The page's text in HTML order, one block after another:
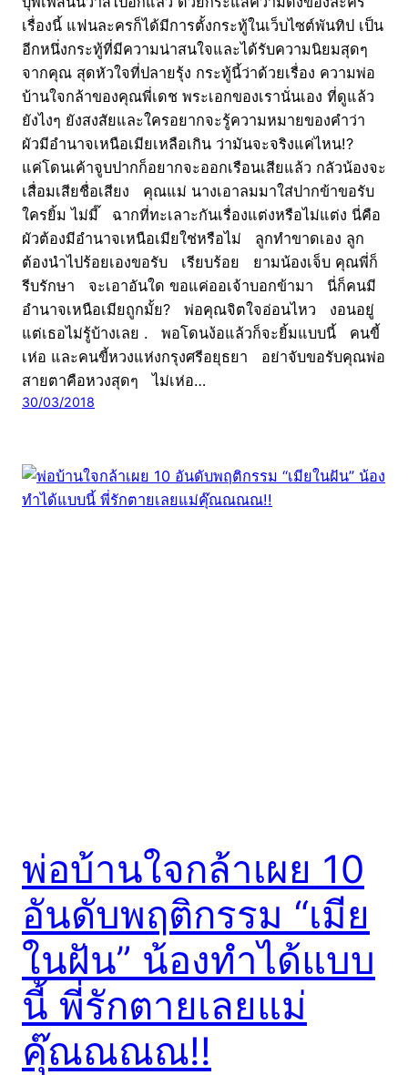
เรื่องนี้ แฟนละครก็ได้มีการตั้งกระทู้ในเว็บไซต์พันทิป เป็น
อีกหนึ่งกระทู้ที่มีความน่าสนใจและได้รับความนิยมสุดๆ
จากคุณ สุดหัวใจที่ปลายรุ้ง กระทู้นี้ว่าด้วยเรื่อง ความพ่อ
บ้านใจกล้าของคุณพี่เดช พระเอกของเรานั่นเอง ที่ดูแล้ว
ยังไงๆ ยังสงสัยและใครอยากจะรู้ความหมายของคำว่า
ผัวมีอำนาจเหนือเมียเหลือเกิน ว่ามันจะจริงแค่ไหน!?
แค่โดนเค้าจูบปากก็อยากจะออกเรือนเสียแล้ว กลัวน้องจะ
เสื่อมเสียชื่อเสียง คุณแม่ นางเอาลมมาใส่ปากข้าขอรับ
ใครยิ้ม ไม่มี๊ ฉากที่ทะเลาะกันเรื่องแต่งหรือไม่แต่ง นี่คือ
ผัวต้องมีอำนาจเหนือเมียใช่หรือไม่ ลูกทำขาดเอง ลูก
ต้องนำไปร้อยเองขอรับ เรียบร้อย ยามน้องเจ็บ คุณพี่ก็
รีบรักษา จะเอาอันใด ขอแค่ออเจ้าบอกข้ามา นี่ก็คนมี
อำนาจเหนือเมียถูกมั้ย? พ่อคุณจิตใจอ่อนไหว งอนอยู่
แต่เธอไม่รู้บ้างเลย . พอโดนง้อแล้วก็จะยิ้มแบบนี้ คนขี้
เห่อ และคนขี้หวงแห่งกรุงศรีอยุธยา อย่าจับขอรับคุณพ่อ
สายตาคือหวงสุดๆ ไม่เห่อ…
30/03/2018
พ่อบ้านใจกล้าเผย 10
อันดับพฤติกรรม “เมีย
ในฝัน” น้องทำได้แบบ
นี้ พี่รักตายเลยแม่
คุ๊ณณณณ!!